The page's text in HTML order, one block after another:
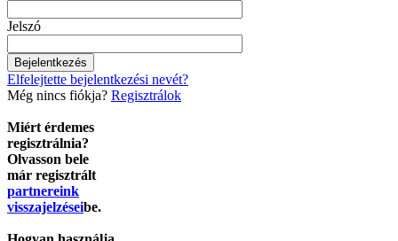
Jelszó
Elfelejtette bejelentkezési nevét?
Még nincs fiókja? Regisztrálok
Miért érdemes
regisztrálnia?
Olvasson bele
már regisztrált
partnereink
visszajelzéseibe.